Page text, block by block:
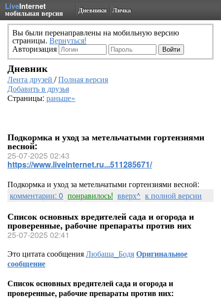
LiveInternet
мобильная версия Дневники Личка
Вы были перенаправлены на мобильную версию
страницы. Вернуться!
Авторизация
Дневник
Лента друзей /Полная версия
Добавить в друзья
Страницы: раньше»
Подкормка и уход за метельчатыми гортензиями
весной:
25-07-2025 02:43
https://www.liveinternet.ru...511285671/
Подкормка и уход за метельчатыми гортензиями весной:
комментарии: 0 понравилось! вверх^ к полной версии
Список основных вредителей сада и огорода и
проверенные, рабочие препараты против них
25-07-2025 02:41
Это цитата сообщенияЛюбаша_БодяОригинальное
сообщение
Список основных вредителей сада и огорода и
проверенные, рабочие препараты против них: